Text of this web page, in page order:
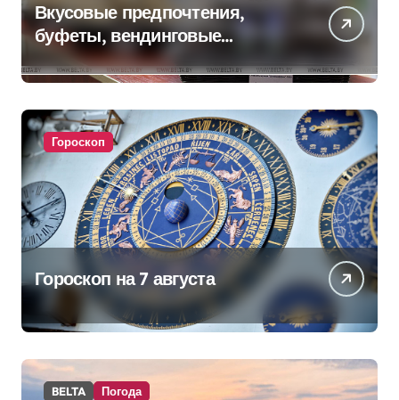
Вкусовые предпочтения,
буфеты, вендинговые
аппараты. Минобразования об
изменениях в школьном
питании
Гороскоп
Гороскоп на 7 августа
BELTA Погода